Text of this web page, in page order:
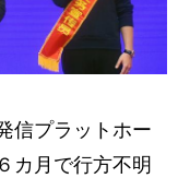
信プラットホー
カ月で行方不明